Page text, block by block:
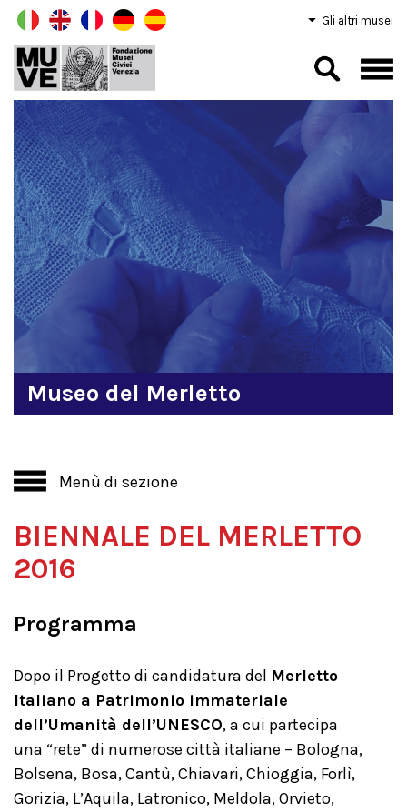
Gli altri musei
Museo del Merletto
Menù di sezione
BIENNALE DEL MERLETTO
2016
Programma
Dopo il Progetto di candidatura del Merletto
Italiano a Patrimonio immateriale
dell’Umanità dell’UNESCO, a cui partecipa
una “rete” di numerose città italiane – Bologna,
Bolsena, Bosa, Cantù, Chiavari, Chioggia, Forlì,
Gorizia, L’Aquila, Latronico, Meldola, Orvieto,